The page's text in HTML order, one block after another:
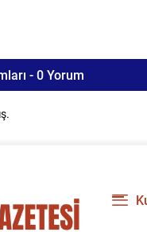
- 0 Yorum